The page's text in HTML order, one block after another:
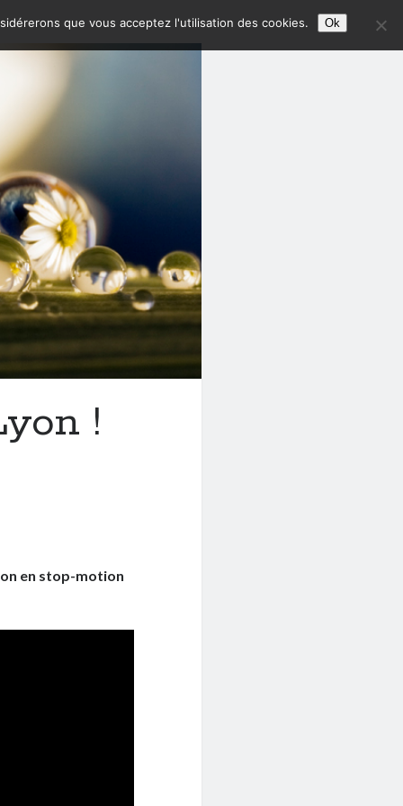
!
en stop-motion
que vous acceptez l'utilisation des cookies. Ok